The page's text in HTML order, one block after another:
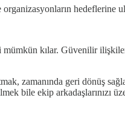
hedeflerine
kılar. Güvenilir
zamanında geri dönüş
bile ekip arkadaşlarınızı